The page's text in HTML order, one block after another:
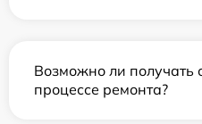
Возможно ли получать
процессе ремонта?